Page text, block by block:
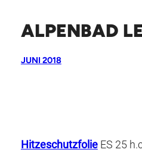
ALPENBAD
JUNI 2018
Hitzeschutzfolie ES 25